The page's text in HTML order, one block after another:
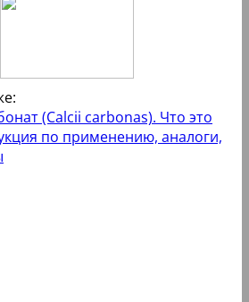
(Calcii carbonas). Что это
по применению, аналоги,